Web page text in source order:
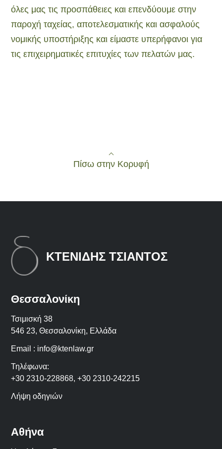
όλες μας τις προσπάθειες και επενδύουμε στην
παροχή ταχείας, αποτελεσματικής και ασφαλούς
νομικής υποστήριξης και είμαστε υπερήφανοι για
τις επιχειρηματικές επιτυχίες των πελατών μας.
Πίσω στην Κορυφή
ΚΤΕΝΙΔΗΣ ΤΣΙΑΝΤΟΣ
Θεσσαλονίκη
Τσιμισκή 38
546 23, Θεσσαλονίκη, Ελλάδα
Email : info@ktenlaw.gr
Τηλέφωνα:
+30 2310-228868,+30 2310-242215
Λήψη οδηγιών
Αθήνα